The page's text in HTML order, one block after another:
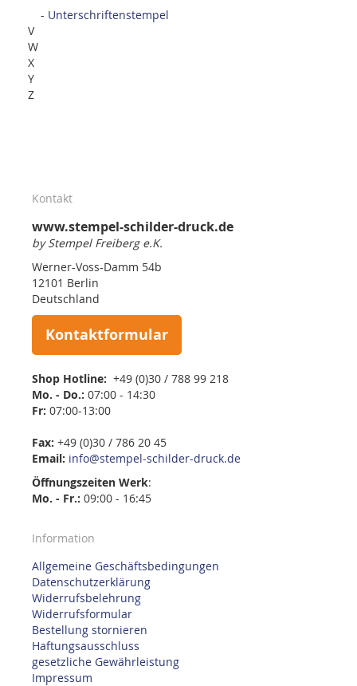
- Unterschriftenstempel
V
W
X
Y
Z
Kontakt
www.stempel-schilder-druck.de
by Stempel Freiberg e.K.
Werner-Voss-Damm 54b
12101 Berlin
Deutschland
Kontaktformular
Shop Hotline: +49 (0)30 / 788 99 218
Mo. - Do.: 07:00 - 14:30
Fr: 07:00-13:00
Fax: +49 (0)30 / 786 20 45
Email: info@stempel-schilder-druck.de
Öffnungszeiten Werk:
Mo. - Fr.: 09:00 - 16:45
Information
Allgemeine Geschäftsbedingungen
Datenschutzerklärung
Widerrufsbelehrung
Widerrufsformular
Bestellung stornieren
Haftungsausschluss
gesetzliche Gewährleistung
Impressum